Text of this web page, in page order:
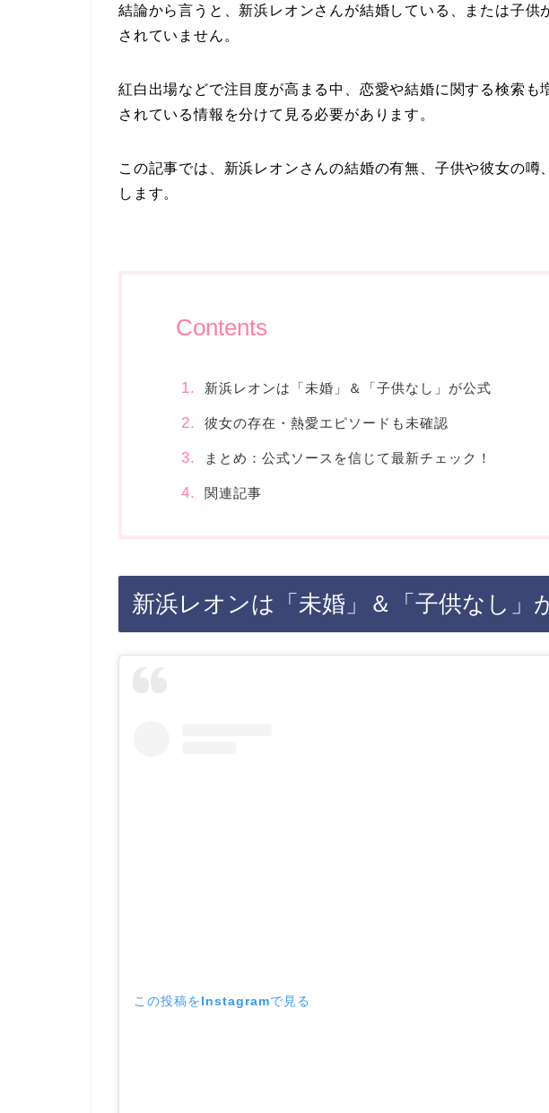
結論から言うと、新浜レオンさんが結婚している、または子供
されていません。
紅白出場などで注目度が高まる中、恋愛や結婚に関する検索も
されている情報を分けて見る必要があります。
この記事では、新浜レオンさんの結婚の有無、子供や彼女の噂
します。
Contents
新浜レオンは「未婚」＆「子供なし」が公式
彼女の存在・熱愛エピソードも未確認
まとめ：公式ソースを信じて最新チェック！
関連記事
新浜レオンは「未婚」＆「子供なし」
この投稿をInstagramで見る